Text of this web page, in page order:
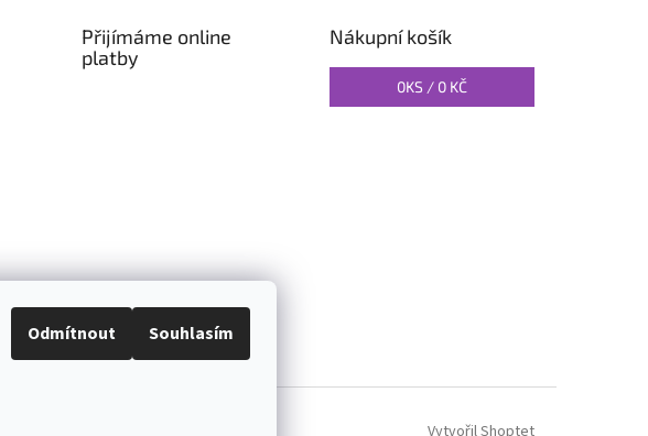
Odmítnout Souhlasím
Přijímáme online
platby
Nákupní košík
0KS / 0 KČ
Vytvořil Shoptet